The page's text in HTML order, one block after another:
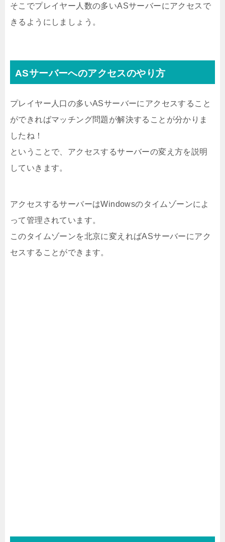
そこでプレイヤー人数の多いASサーバーにアクセスで
きるようにしましょう。
ASサーバーへのアクセスのやり方
プレイヤー人口の多いASサーバーにアクセスすること
ができればマッチング問題が解決することが分かりま
したね！
ということで、アクセスするサーバーの変え方を説明
していきます。
アクセスするサーバーはWindowsのタイムゾーンによ
って管理されています。
このタイムゾーンを北京に変えればASサーバーにアク
セスすることができます。